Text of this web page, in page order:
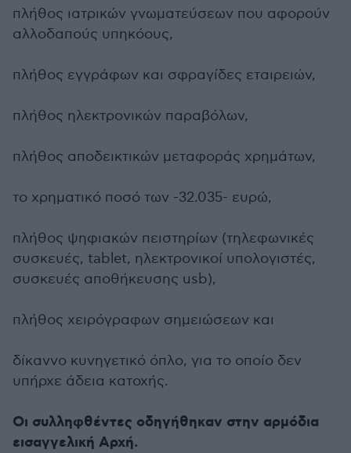
πλήθος ιατρικών γνωματεύσεων που αφορούν
αλλοδαπούς υπηκόους,
πλήθος εγγράφων και σφραγίδες εταιρειών,
πλήθος ηλεκτρονικών παραβόλων,
πλήθος αποδεικτικών μεταφοράς χρημάτων,
το χρηματικό ποσό των -32.035- ευρώ,
πλήθος ψηφιακών πειστηρίων (τηλεφωνικές
συσκευές, tablet, ηλεκτρονικοί υπολογιστές,
συσκευές αποθήκευσης usb),
πλήθος χειρόγραφων σημειώσεων και
δίκαννο κυνηγετικό όπλο, για το οποίο δεν
υπήρχε άδεια κατοχής.
Οι συλληφθέντες οδηγήθηκαν στην αρμόδια
εισαγγελική Αρχή.